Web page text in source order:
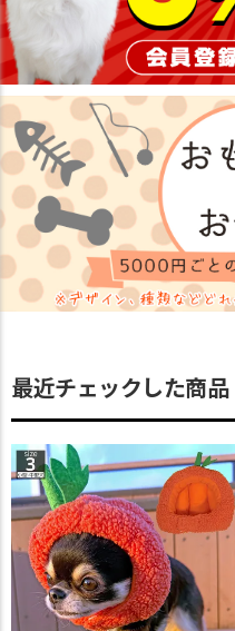
最近チェックした商品